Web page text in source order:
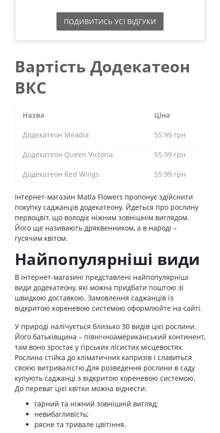
ПОДИВИТИСЬ УСI ВIДГУКИ
Вартість Додекатеон
ВКС
Назва Ціна
Додекатеон Meadia 55.99 грн
Додекатеон Queen Victoria 55.99 грн
Додекатеон Red Wings 55.99 грн
Інтернет-магазин Matla Flowers пропонує здійснити
покупку саджанців додекатеону. Йдеться про рослину
первоцвіт, що володіє ніжним зовнішнім виглядом.
Його ще називають дряквенником, а в народі –
гусячим квітом.
Найпопулярніші види
В інтернет-магазині представлені найпопулярніші
види додекатеону, які можна придбати поштою зі
швидкою доставкою. Замовлення саджанців із
відкритою кореневою системою оформлюйте на сайті.
У природі налічується близько 30 видів цієї рослини.
Його батьківщина – північноамериканський континент,
там воно зростає у гірських лісистих місцевостях.
Рослина стійка до кліматичних капризів і славиться
своєю витривалістю.Для розведення рослини в саду
купують саджанці з відкритою кореневою системою.
До переваг цієї квітки можна віднести:
гарний та ніжний зовнішній вигляд;
невибагливість;
рясне та тривале цвітіння.